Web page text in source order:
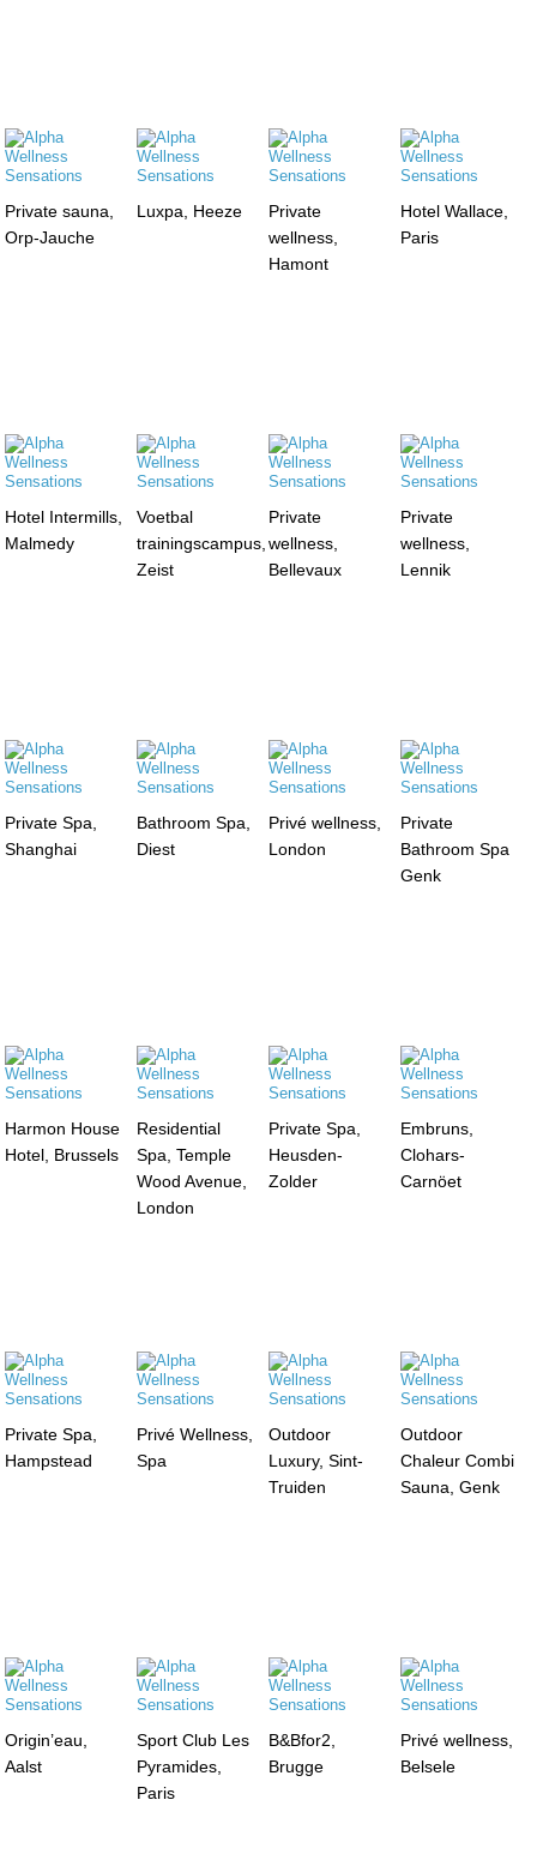
Private sauna,
Orp-Jauche
Luxpa, Heeze
Private
wellness,
Hamont
Hotel Wallace,
Paris
Hotel Intermills,
Malmedy
Voetbal
trainingscampus,
Zeist
Private
wellness,
Bellevaux
Private
wellness,
Lennik
Private Spa,
Shanghai
Bathroom Spa,
Diest
Privé wellness,
London
Private
Bathroom Spa
Genk
Harmon House
Hotel, Brussels
Residential
Spa, Temple
Wood Avenue,
London
Private Spa,
Heusden-
Zolder
Embruns,
Clohars-
Carnöet
Private Spa,
Hampstead
Privé Wellness,
Spa
Outdoor
Luxury, Sint-
Truiden
Outdoor
Chaleur Combi
Sauna, Genk
Origin’eau,
Aalst
Sport Club Les
Pyramides,
Paris
B&Bfor2,
Brugge
Privé wellness,
Belsele